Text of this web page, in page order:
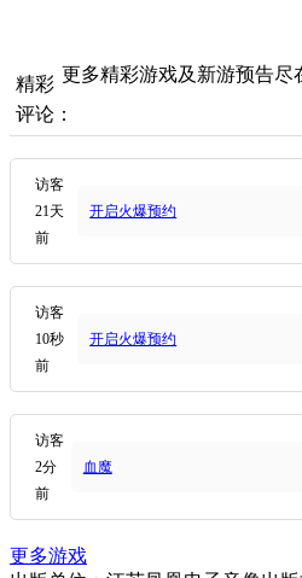
更多精彩游戏及新游预告尽
精彩
评论：
访客
21天
前
开启火爆预约
访客
10秒
前
开启火爆预约
访客
2分
前
血魔
更多游戏